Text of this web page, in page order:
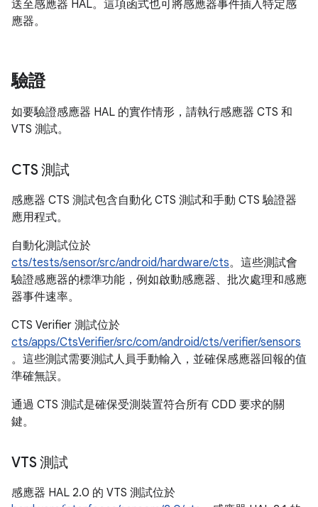
送至感應器 HAL。這項函式也可將感應器事件插入特定感
應器。
驗證
如要驗證感應器 HAL 的實作情形，請執行感應器 CTS 和
VTS 測試。
CTS 測試
感應器 CTS 測試包含自動化 CTS 測試和手動 CTS 驗證器
應用程式。
自動化測試位於
cts/tests/sensor/src/android/hardware/cts。這些測試會
驗證感應器的標準功能，例如啟動感應器、批次處理和感應
器事件速率。
CTS Verifier 測試位於
cts/apps/CtsVerifier/src/com/android/cts/verifier/sensors
。這些測試需要測試人員手動輸入，並確保感應器回報的值
準確無誤。
通過 CTS 測試是確保受測裝置符合所有 CDD 要求的關
鍵。
VTS 測試
感應器 HAL 2.0 的 VTS 測試位於